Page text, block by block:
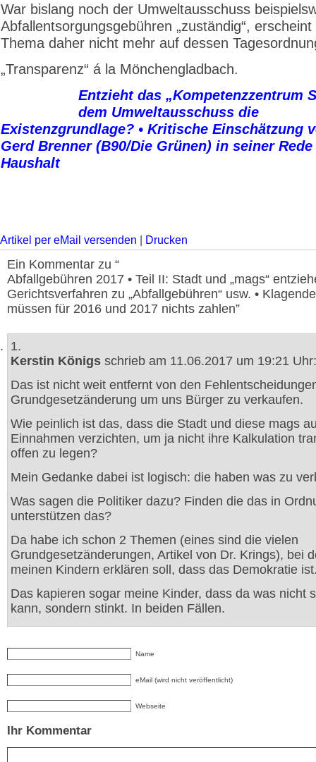
War bislang noch der Umweltausschuss
Abfallentsorgungsgebühren „zuständig“, erscheint
Thema daher nicht mehr auf dessen
„Transparenz“ á la Mönchengladbach.
Entzieht das „Kompetenzzentrum
dem Umwelt­aus­schuss die
Existenzgrundlage? • Kritische Einschätzung
Gerd Brenner (B90/Die Grünen) in seiner Rede
Haushalt
Artikel per eMail versenden Drucken
Ein Kommentar zu “
Abfallgebühren 2017 • Teil II: Stadt und „mags“
Gerichtsverfahren zu „Abfallgebühren“ usw. •
müssen für 2016 und 2017 nichts zahlen”
1.
Kerstin Königs schrieb am 11.06.2017 um 19:21 Uhr:
Das ist nicht weit entfernt von den
Grundgesetzänderung um uns Bürger zu verkaufen.
Wie peinlich ist das, dass die Stadt und diese mags
Einnahmen verzichten, um ja nicht ihre Kalkulation
offen zu legen?
Mein Gedanke dabei ist logisch: die haben was zu
Was sagen die Politiker dazu? Finden die das in
unterstützen das?
Da habe ich schon 2 Themen (eines sind die vielen
Grundgesetzänderungen, Artikel von Dr. Krings), bei
meinen Kindern erklären soll, dass das Demokratie
Das kapieren sogar meine Kinder, dass da was nicht
kann, sondern stinkt. In beiden Fällen.
Name
eMail (wird nicht veröffentlicht)
Webseite
Ihr Kommentar